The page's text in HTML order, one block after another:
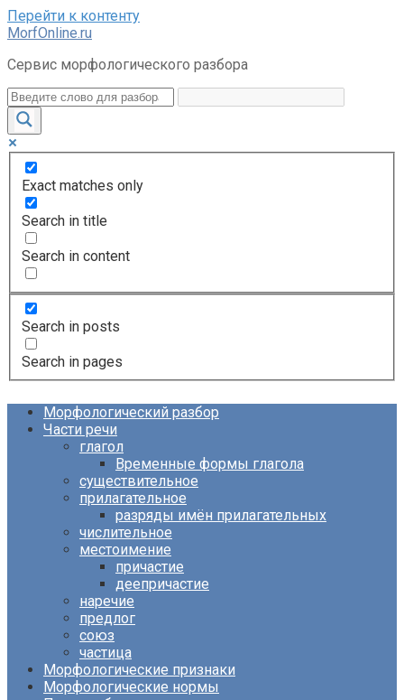
Перейти к контенту
MorfOnline.ru
Сервис морфологического разбора
Exact matches only
Search in title
Search in content
Search in posts
Search in pages
Морфологический разбор
Части речи
глагол
Временные формы глагола
существительное
прилагательное
разряды имён прилагательных
числительное
местоимение
причастие
деепричастие
наречие
предлог
союз
частица
Морфологические признаки
Морфологические нормы